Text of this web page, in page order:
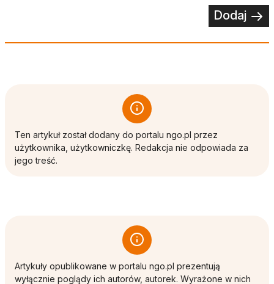
Dodaj
Ten artykuł został dodany do portalu ngo.pl przez
użytkownika, użytkowniczkę. Redakcja nie odpowiada za
jego treść.
Artykuły opublikowane w portalu ngo.pl prezentują
wyłącznie poglądy ich autorów, autorek. Wyrażone w nich